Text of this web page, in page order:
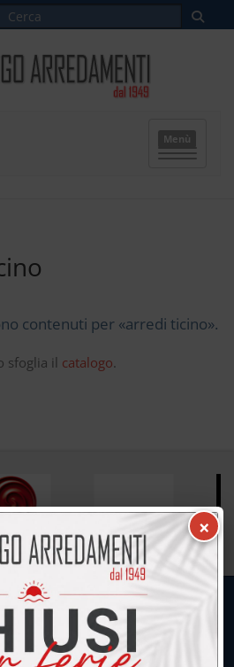
Menù
contenuti per «arredi ticino».
sfoglia il catalogo.
×